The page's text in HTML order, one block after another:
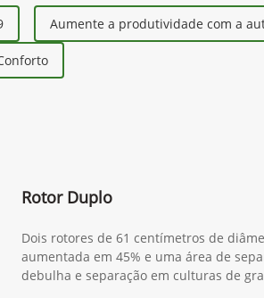
Aumente a produtividade com a
Rotor Duplo
Dois rotores de 61 centímetros de
aumentada em 45% e uma área de
debulha e separação em culturas de